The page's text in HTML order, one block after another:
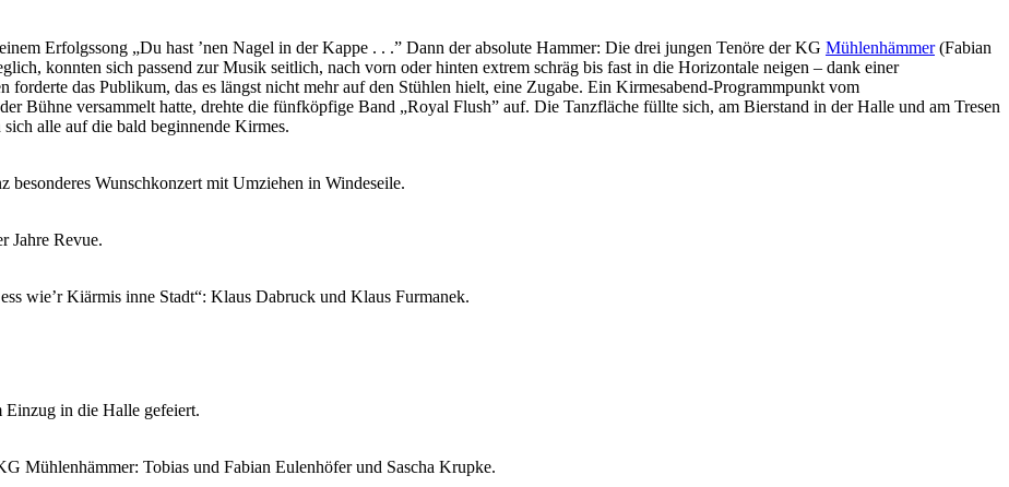
Erfolgssong „Du hast ’nen Nagel in der Kappe . . .” Dann der absolute Hammer: Die drei jungen Tenöre der KG Mühlenhämmer(Fabian
konnten sich passend zur Musik seitlich, nach vorn oder hinten extrem schräg bis fast in die Horizontale neigen – dank einer
das Publikum, das es längst nicht mehr auf den Stühlen hielt, eine Zugabe. Ein Kirmesabend-Programmpunkt vom
Bühne versammelt hatte, drehte die fünfköpfige Band „Royal Flush” auf. Die Tanzfläche füllte sich, am Bierstand in der Halle und am Tresen
alle auf die bald beginnende Kirmes.
besonderes Wunschkonzert mit Umziehen in Windeseile.
Jahre Revue.
wie’r Kiärmis inne Stadt“: Klaus Dabruck und Klaus Furmanek.
Einzug in die Halle gefeiert.
Mühlenhämmer: Tobias und Fabian Eulenhöfer und Sascha Krupke.